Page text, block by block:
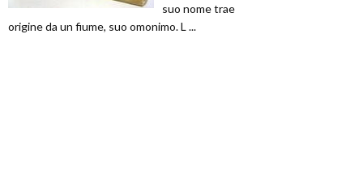
suo nome trae
origine da un fiume, suo omonimo. L ...